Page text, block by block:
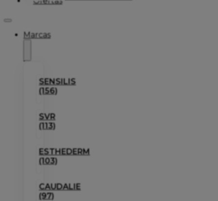
Marcas
SENSILIS
(156)
SVR
(113)
ESTHEDERM
(103)
CAUDALIE
(97)